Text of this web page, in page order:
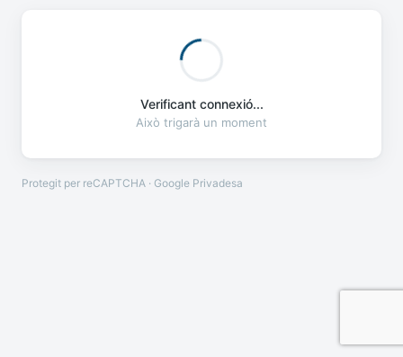
Verificant connexió...
Això trigarà un moment
Protegit per reCAPTCHA · Google Privadesa